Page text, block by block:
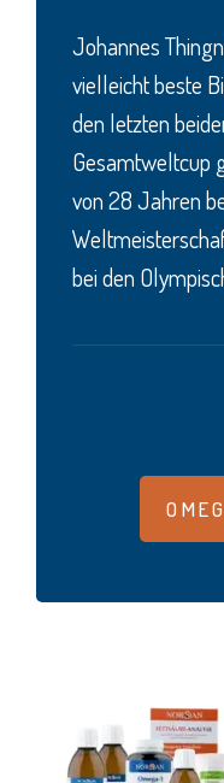
Johannes
vielleicht beste
den letzten
Gesamtweltcup
von 28 Jahren
bei den